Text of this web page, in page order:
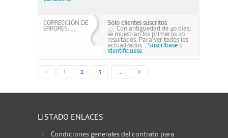
CORRECCIÓN DE
ERRORES: ...
Solo clientes suscritos
Con antiguedad de 40 días,
se muestran los primeros 20
resultados. Para ver todos los
actualizados... Suscribase o
identifiquese.
< 1 2 3 >
LISTADO ENLACES
Condiciones generales del contrato para